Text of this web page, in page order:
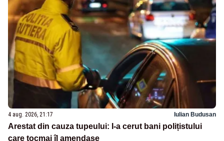
4 aug. 2026, 21:17 Iulian Budusan
Arestat din cauza tupeului: I-a cerut bani polițistului
care tocmai îl amendase